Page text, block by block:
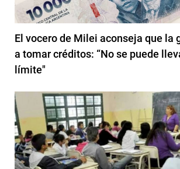
El vocero de Milei aconseja que la
a tomar créditos: “No se puede
límite"